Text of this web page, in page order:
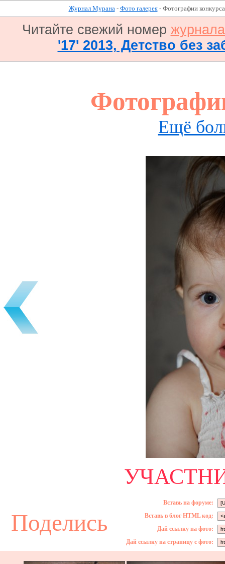
Журнал Мурана- Фото галерея- Фотографии
Читайте свежий номер
'17' 2013, Детство без
Ещё
Поделись
Вставь на форуме:
Вставь в блог HTML код:
Дай ссылку на фото:
Дай ссылку на страницу с фото: